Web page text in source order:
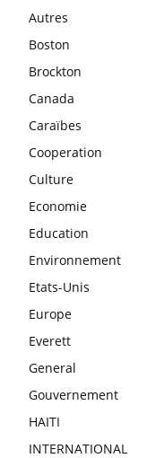
Autres
Boston
Brockton
Canada
Caraïbes
Cooperation
Culture
Economie
Education
Environnement
Etats-Unis
Europe
Everett
General
Gouvernement
HAITI
INTERNATIONAL